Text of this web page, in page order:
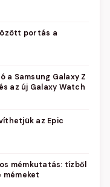
portás a
Samsung Galaxy Z
az új Galaxy Watch
az Epic
mémkutatás: tízből